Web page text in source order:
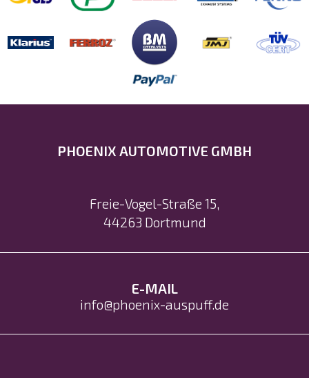
PHOENIX AUTOMOTIVE GMBH
Freie-Vogel-Straße 15,
44263 Dortmund
E-MAIL
info@phoenix-auspuff.de